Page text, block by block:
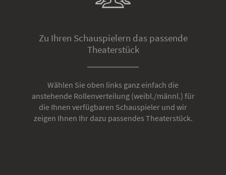
Zu Ihren Schauspielern das passende
Theaterstück
Wählen Sie oben links ganz einfach die
anstehende Rollenverteilung (weibl./männl.) für
die Ihnen verfügbaren Schauspieler und wir
zeigen Ihnen Ihr dazu passendes Theaterstück.